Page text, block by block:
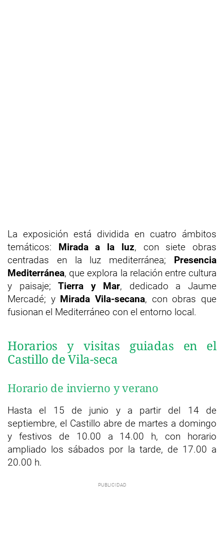
La exposición está dividida en cuatro ámbitos
temáticos: Mirada a la luz, con siete obras
centradas en la luz mediterránea; Presencia
Mediterránea, que explora la relación entre cultura
y paisaje;Tierra y Mar, dedicado a Jaume
Mercadé; y Mirada Vila-secana, con obras que
fusionan el Mediterráneo con el entorno local.
Horarios y visitas guiadas en el
Castillo de Vila-seca
Horario de invierno y verano
Hasta el 15 de junio y a partir del 14 de
septiembre, el Castillo abre de martes a domingo
y festivos de 10.00 a 14.00 h, con horario
ampliado los sábados por la tarde, de 17.00 a
20.00 h.